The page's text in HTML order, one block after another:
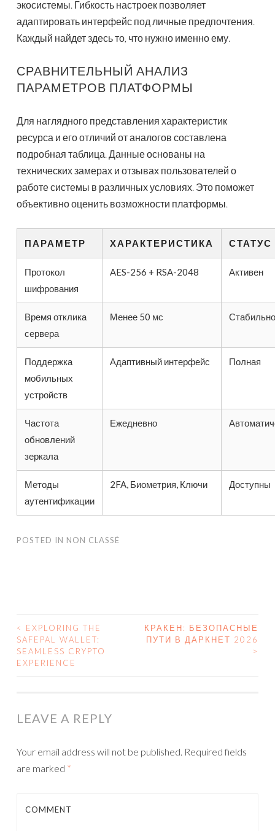
экосистемы. Гибкость настроек позволяет
адаптировать интерфейс под личные предпочтения.
Каждый найдет здесь то, что нужно именно ему.
СРАВНИТЕЛЬНЫЙ АНАЛИЗ
ПАРАМЕТРОВ ПЛАТФОРМЫ
Для наглядного представления характеристик
ресурса и его отличий от аналогов составлена
подробная таблица. Данные основаны на
технических замерах и отзывах пользователей о
работе системы в различных условиях. Это поможет
объективно оценить возможности платформы.
ПАРАМЕТР ХАРАКТЕРИСТИКА СТАТУС
Протокол
шифрования
AES-256 + RSA-2048 Активен
Время отклика
сервера
Менее 50 мс Стабильно
Поддержка
мобильных
устройств
Адаптивный интерфейс Полная
Частота
обновлений
зеркала
Ежедневно
Методы
аутентификации
2FA, Биометрия, Ключи Доступны
POSTED IN NON CLASSÉ
POST NAVIGATION
<
EXPLORING THE
SAFEPAL WALLET:
SEAMLESS CRYPTO
EXPERIENCE
КРАКЕН: БЕЗОПАСНЫЕ
ПУТИ В ДАРКНЕТ 2026
>
LEAVE A REPLY
Your email address will not be published. Required fields
are marked *
COMMENT